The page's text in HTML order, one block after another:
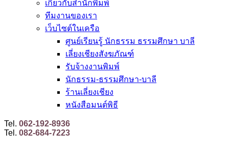
เกี่ยวกับสำนักพิมพ์
ทีมงานของเรา
เว็บไซต์ในเครือ
ศูนย์เรียนรู้ นักธรรม ธรรมศึกษา บาลี
เลี่ยงเชียงสังฆภัณฑ์
รับจ้างงานพิมพ์
นักธรรม-ธรรมศึกษา-บาลี
ร้านเลี่ยงเชียง
หนังสือมนต์พิธี
Tel. 062-192-8936
Tel. 082-684-7223